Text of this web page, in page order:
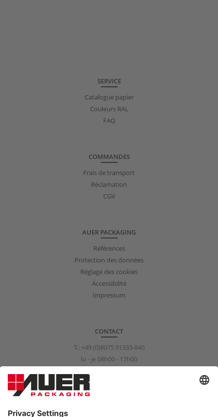
SERVICE
Catalogue papier
Couleurs RAL
FAQ
COMMANDES
Frais de transport
Réclamation
CGV
AUER PACKAGING
Références
Protection des données
Réglage des cookies
Accessibilité
Impressum
CONTACT
T.: +49 (0)8075 91333-840
lu - je 08h00 - 17h00
info@auer-packaging.com